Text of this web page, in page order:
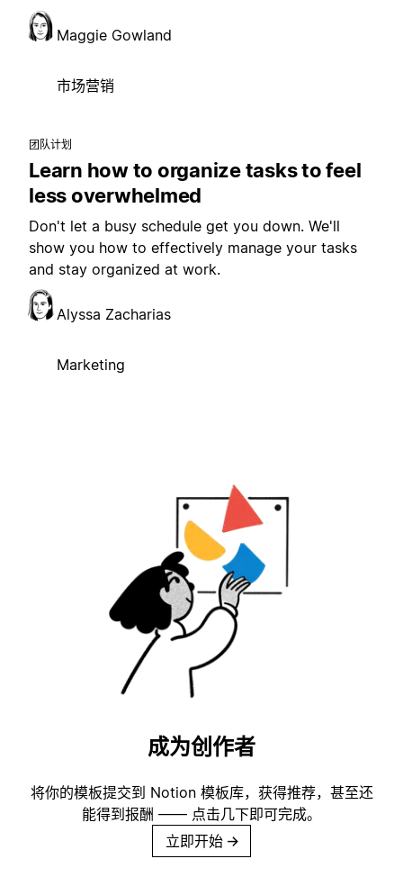
Maggie Gowland
市场营销
团队计划
Learn how to organize tasks to feel
less overwhelmed
Don't let a busy schedule get you down. We'll
show you how to effectively manage your tasks
and stay organized at work.
Alyssa Zacharias
Marketing
成为创作者
将你的模板提交到 Notion 模板库，获得推荐，甚至还
能得到报酬 —— 点击几下即可完成。
立即开始 →